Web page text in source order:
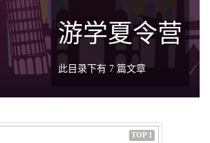
游学夏令营
此目录下有 7 篇文章
TOP 1